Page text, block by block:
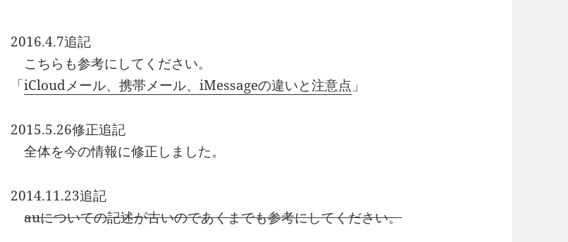
2016.4.7追記
こちらも参考にしてください。
「iCloudメール、携帯メール、iMessageの違いと注意点 」
2015.5.26修正追記
全体を今の情報に修正しました。
2014.11.23追記
auについての記述が古いのであくまでも参考にしてください。